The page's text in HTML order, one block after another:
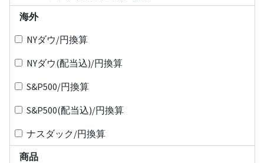
海外
NYダウ/円換算
NYダウ(配当込)/円換算
S&P500/円換算
S&P500(配当込)/円換算
ナスダック/円換算
商品